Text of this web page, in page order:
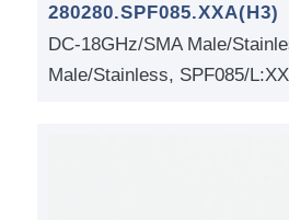
280280.SPF085.XXA(H3)
DC-18GHz/SMA Male/
Male/Stainless, SPF085/